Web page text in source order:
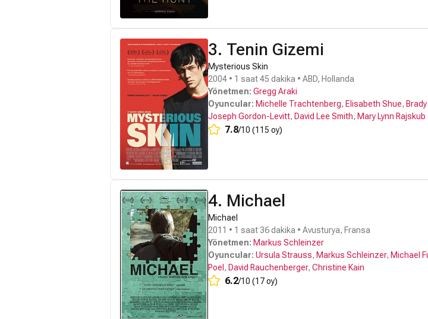
3. Tenin Gizemi
Mysterious Skin
2004 • 1 saat 45 dakika • ABD, Hollanda
Yönetmen: Gregg Araki
Oyuncular: Michelle Trachtenberg, Elisabeth Shue,
Joseph Gordon-Levitt, David Lee Smith, Mary Lynn Rajskub
7.8/10 (115 oy)
4. Michael
Michael
2011 • 1 saat 36 dakika • Avusturya, Fransa
Yönetmen: Markus Schleinzer
Oyuncular: Ursula Strauss, Markus Schleinzer, Michael
Poel , David Rauchenberger, Christine Kain
6.2/10 (17 oy)